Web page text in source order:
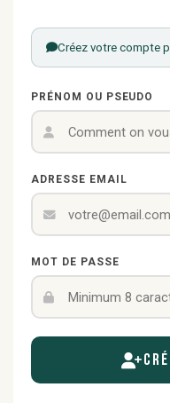
Créez votre compte
PRÉNOM OU PSEUDO
ADRESSE EMAIL
MOT DE PASSE